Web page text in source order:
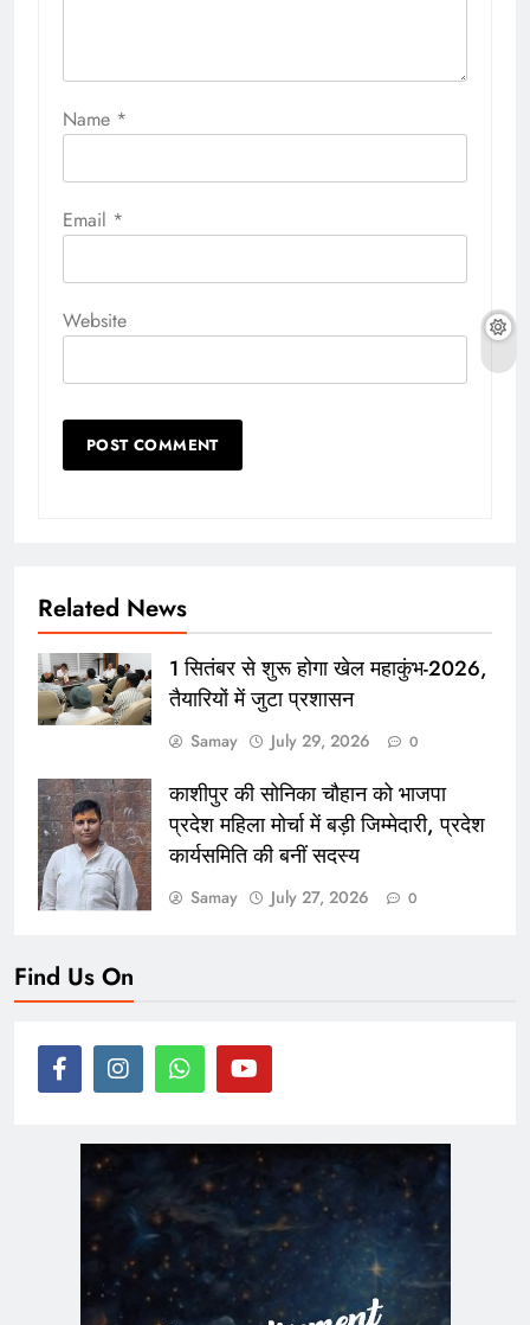
Name *
Email *
Website
Related News
1 सितंबर से शुरू होगा खेल महाकुंभ-2026,
तैयारियों में जुटा प्रशासन
Samay July 29, 2026 0
काशीपुर की सोनिका चौहान को भाजपा
प्रदेश महिला मोर्चा में बड़ी जिम्मेदारी, प्रदेश
कार्यसमिति की बनीं सदस्य
Samay July 27, 2026 0
Find Us On